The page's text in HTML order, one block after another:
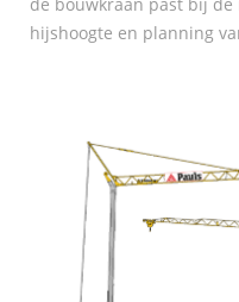
hijshoogte en planning